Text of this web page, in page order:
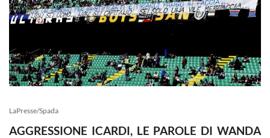
LaPresse/Spada
AGGRESSIONE ICARDI, LE PAROLE DI WANDA